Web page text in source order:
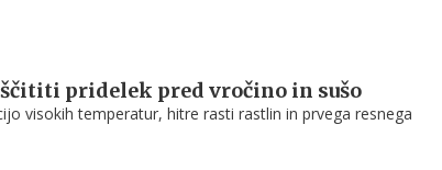
pridelek pred vročino in sušo
visokih temperatur, hitre rasti rastlin in prvega resnega